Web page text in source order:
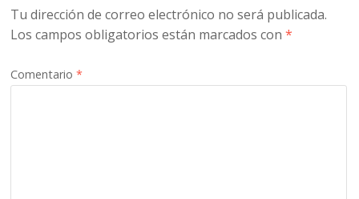
Tu dirección de correo electrónico no será publicada.
Los campos obligatorios están marcados con*
Comentario*